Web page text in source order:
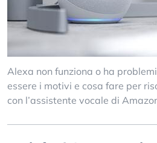
Alexa non funziona o ha
essere i motivi e cosa fare per
con l’assistente vocale di